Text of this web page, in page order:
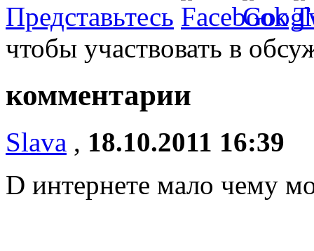
Представьтесь
чтобы участвовать в
комментарии
Slava , 18.10.2011 16:39
D интернете мало чему